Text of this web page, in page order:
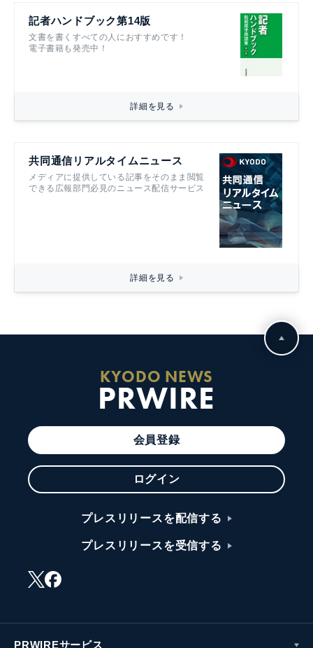
記者ハンドブック第14版
文書を書くすべての人におすすめです！
電子書籍も発売中！
詳細を見る
共同通信リアルタイムニュース
メディアに提供している記事をそのまま閲覧
できる広報部門必見のニュース配信サービス
詳細を見る
KYODO NEWS
PRWIRE
会員登録
ログイン
プレスリリースを配信する
プレスリリースを受信する
PRWIREサービス